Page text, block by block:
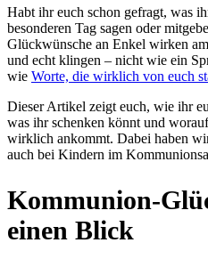
Habt ihr euch schon gefragt, was
besonderen Tag sagen oder
Glückwünsche an Enkel wirken
und echt klingen – nicht wie ein
wie Worte, die wirklich von euch
Dieser Artikel zeigt euch, wie ihr
was ihr schenken könnt und
wirklich ankommt. Dabei haben
auch bei Kindern im
Kommunion-
einen Blick